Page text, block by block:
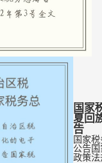
国家
夏回
告
国家
公告
政策法